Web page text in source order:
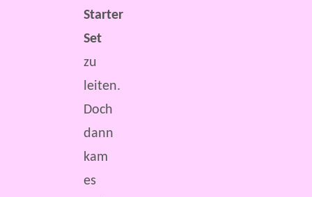
Starter
Set
zu
leiten.
Doch
dann
kam
es